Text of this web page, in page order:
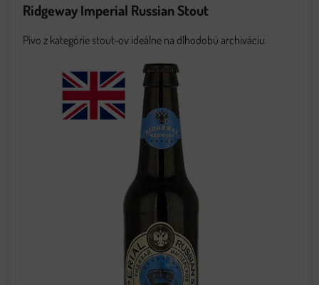
Ridgeway Imperial Russian Stout
Pivo z kategórie stout-ov ideálne na dlhodobú archiváciu.